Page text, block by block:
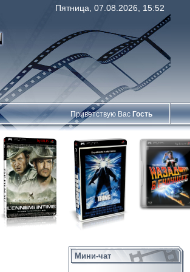
Пятница, 07.08.2026, 15:52
Приветствую Вас Гость
Мини-чат